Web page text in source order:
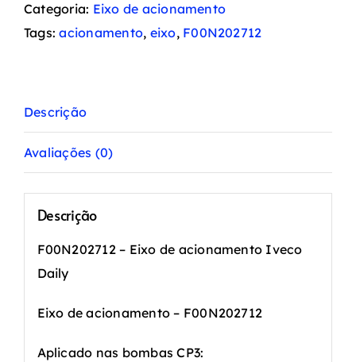
Categoria: Eixo de acionamento
Tags:acionamento, eixo, F00N202712
Descrição
Avaliações (0)
Descrição
F00N202712 – Eixo de acionamento Iveco
Daily
Eixo de acionamento – F00N202712
Aplicado nas bombas CP3: